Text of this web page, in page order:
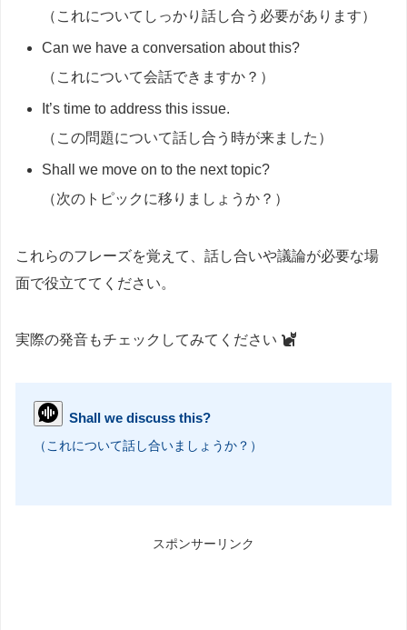
（これについてしっかり話し合う必要があります）
Can we have a conversation about this?
（これについて会話できますか？）
It’s time to address this issue.
（この問題について話し合う時が来ました）
Shall we move on to the next topic?
（次のトピックに移りましょうか？）
これらのフレーズを覚えて、話し合いや議論が必要な場
面で役立ててください。
実際の発音もチェックしてみてください
Shall we discuss this?
（これについて話し合いましょうか？）
スポンサーリンク